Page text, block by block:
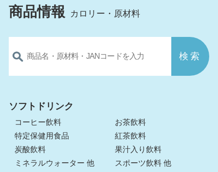
商品情報 カロリー・原材料
ソフトドリンク
コーヒー飲料
お茶飲料
特定保健用食品
紅茶飲料
炭酸飲料
果汁入り飲料
ミネラルウォーター 他
スポーツ飲料 他